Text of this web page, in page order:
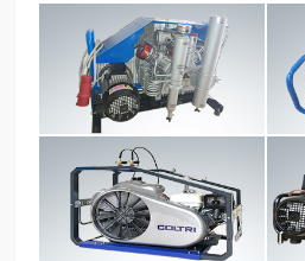
修人员。所有人员均持证上岗。无
购买的是哪种机型，只要您选择了
及更好的售后服务。我公司还是一
器，温度传感器，电磁阀及螺杆空
型公司，产品广泛用于各种流体自
控制系统。高水平技术...